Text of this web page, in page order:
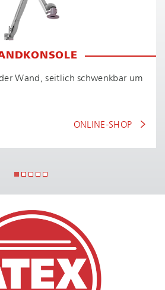
Wand, seitlich schwenkbar um
ONLINE-SHOP